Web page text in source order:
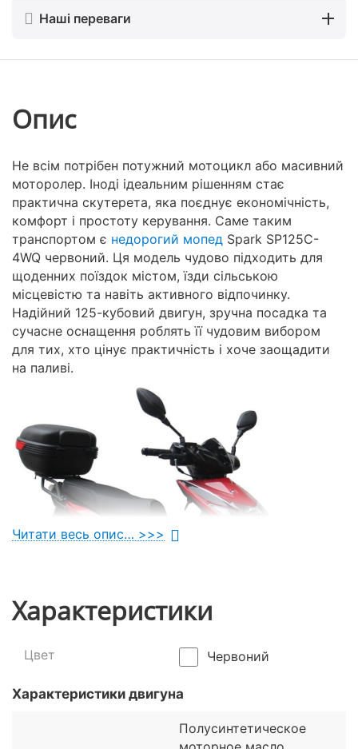
Наші переваги
Опис
Не всім потрібен потужний мотоцикл або масивний
моторолер. Іноді ідеальним рішенням стає
практична скутерета, яка поєднує економічність,
комфорт і простоту керування. Саме таким
транспортом є недорогий мопед Spark SP125C-
4WQ червоний. Ця модель чудово підходить для
щоденних поїздок містом, їзди сільською
місцевістю та навіть активного відпочинку.
Надійний 125-кубовий двигун, зручна посадка та
сучасне оснащення роблять її чудовим вибором
для тих, хто цінує практичність і хоче заощадити
на паливі.
Чим відрізняється Spark SP125C-
Читати весь опис… >>>
Характеристики
Цвет Червоний
Характеристики двигуна
Полусинтетическое